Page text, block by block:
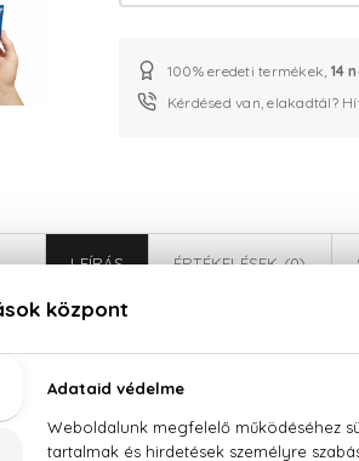
100% eredeti termékek, 14
Kérdésed van, elakadtál?
LEÍRÁS ÉRTÉKELÉSEK (0)
MEN Borotválkozás utáni